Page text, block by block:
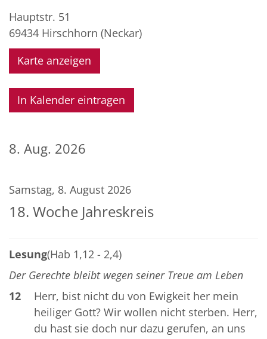
Hauptstr. 51
69434 Hirschhorn (Neckar)
Karte anzeigen
In Kalender eintragen
8. Aug. 2026
Samstag, 8. August 2026
18. Woche Jahreskreis
Lesung(Hab 1,12 - 2,4)
Der Gerechte bleibt wegen seiner Treue am Leben
12
Herr, bist nicht du von Ewigkeit her mein
heiliger Gott? Wir wollen nicht sterben. Herr,
du hast sie doch nur dazu gerufen, an uns